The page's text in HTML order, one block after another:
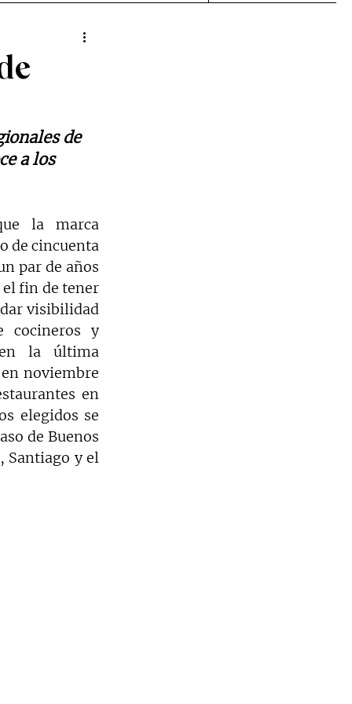
de
a los
la marca
de cincuenta
par de años
fin de tener
visibilidad
cocineros y
la última
noviembre
en
elegidos se
de Buenos
Santiago y el